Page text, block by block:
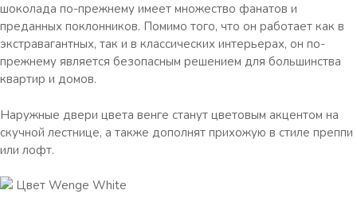
шоколада по-прежнему имеет множество фанатов и
преданных поклонников. Помимо того, что он работает как в
экстравагантных, так и в классических интерьерах, он по-
прежнему является безопасным решением для большинства
квартир и домов.
Наружные двери цвета венге станут цветовым акцентом на
скучной лестнице, а также дополнят прихожую в стиле преппи
или лофт.